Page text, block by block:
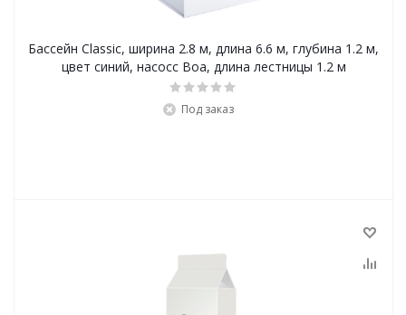
Бассейн Classic, ширина 2.8 м, длина 6.6 м, глубина 1.2 м,
цвет синий, насосc Boa, длина лестницы 1.2 м
Под заказ